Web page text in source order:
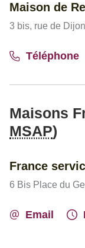
Maison de
3 bis, rue de
Téléphone
Maisons
MSAP)
France
6 Bis Place du
Email